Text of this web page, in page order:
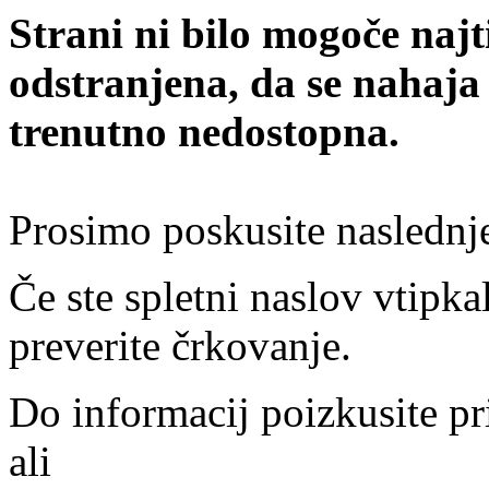
Strani ni bilo mogoče
odstranjena, da se
trenutno nedostopna.
Prosimo poskusite
Če ste spletni naslov
preverite črkovanje.
Do informacij poizkusite
ali